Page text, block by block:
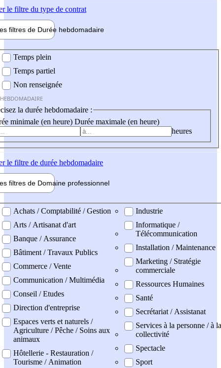
le filtre du type de contrat
filtres de Durée hebdomadaire
Temps plein
Temps partiel
Non renseignée
la durée hebdomadaire :
minimale (en heure) Durée maximale (en heure)
heures
le filtre de durée hebdomadaire
filtres de Domaine professionnel
professionel
Achats / Comptabilité / Gestion
Arts / Artisanat d'art
Banque / Assurance
Bâtiment / Travaux Publics
Commerce / Vente
Communication / Multimédia
Conseil / Etudes
Direction d'entreprise
Espaces verts et naturels /
Agriculture / Pêche / Soins aux
animaux
Hôtellerie - Restauration /
Tourisme / Animation
Industrie
Informatique /
Télécommunication
Installation / Maintenance
Marketing / Stratégie
commerciale
Ressources Humaines
Santé
Secrétariat / Assistanat
Services à la personne / à la
collectivité
Spectacle
Sport